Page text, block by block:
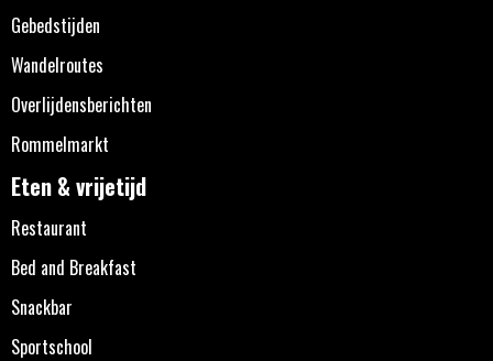
Gebedstijden
Wandelroutes
Overlijdensberichten
Rommelmarkt
Eten & vrijetijd
Restaurant
Bed and Breakfast
Snackbar
Sportschool